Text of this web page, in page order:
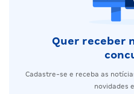
Quer receber
Cadastre-se e receba as
novidades